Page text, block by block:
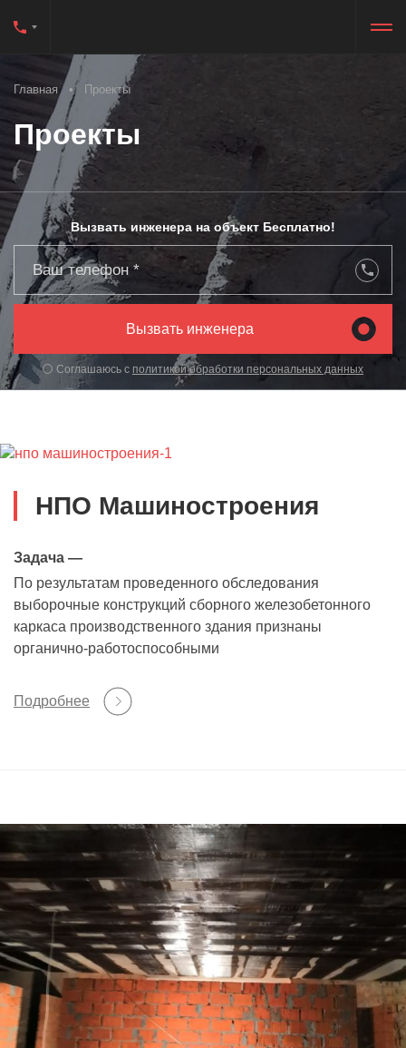
Главная Проекты
Проекты
Вызвать инженера на объект Бесплатно!
Вызвать инженера
Соглашаюсь с политикой обработки персональных данных
НПО Машиностроения
Задача —
По результатам проведенного обследования
выборочные конструкций сборного железобетонного
каркаса производственного здания признаны
органично-работоспособными
Подробнее